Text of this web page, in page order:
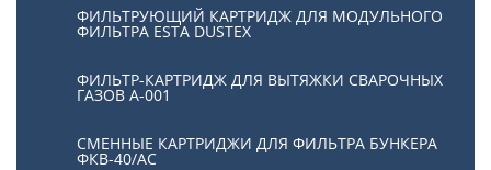
ФИЛЬТРУЮЩИЙ КАРТРИДЖ ДЛЯ МОДУЛЬНОГО
ФИЛЬТРА ESTA DUSTEX
ФИЛЬТР-КАРТРИДЖ ДЛЯ ВЫТЯЖКИ СВАРОЧНЫХ
ГАЗОВ А-001
СМЕННЫЕ КАРТРИДЖИ ДЛЯ ФИЛЬТРА БУНКЕРА
ФКВ-40/АС